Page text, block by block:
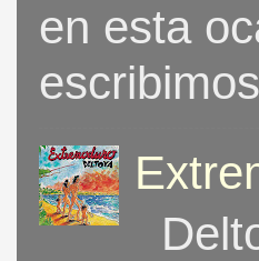
en esta